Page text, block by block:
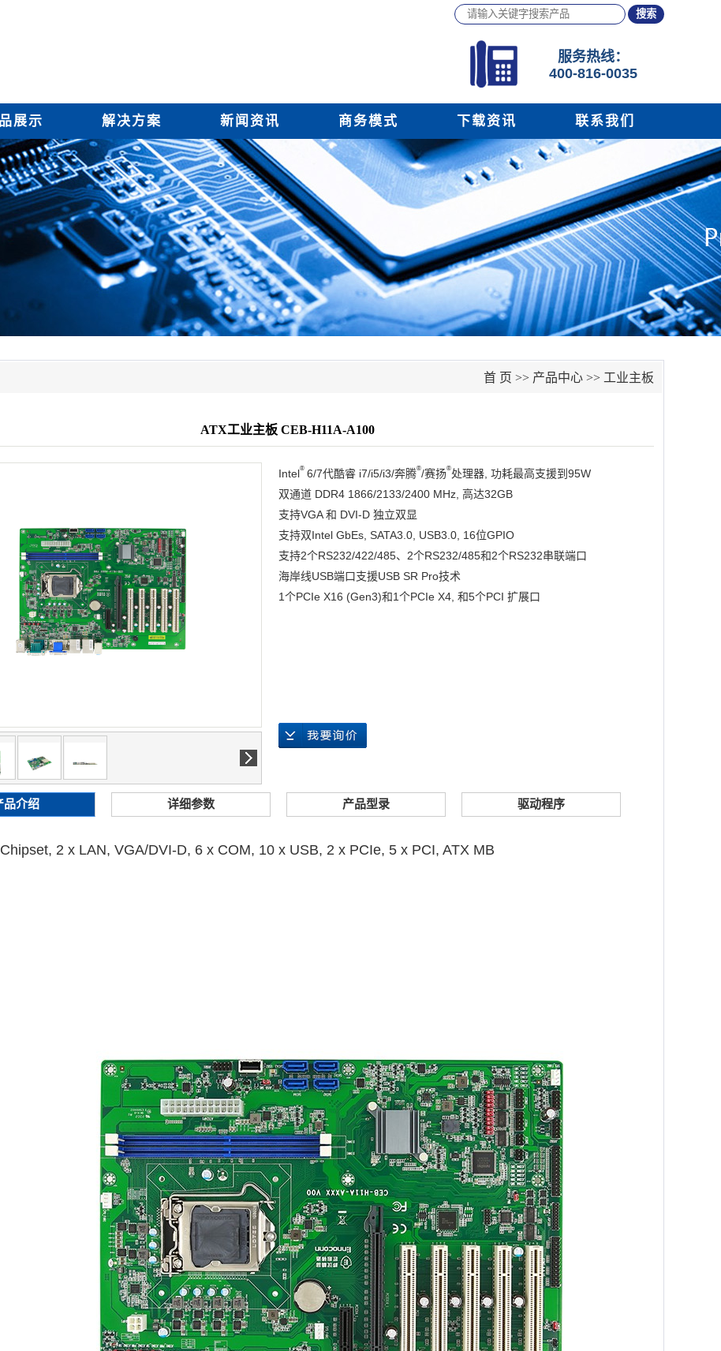
服务热线：
400-816-0035
展示 解决方案 新闻资讯 商务模式 下载资讯 联系我们
首 页 >> 产品中心 >> 工业主板
ATX工业主板 CEB-H11A-A100
Intel® 6/7代酷睿 i7/i5/i3/奔腾®/赛扬®处理器, 功耗最高支援到95W
双通道 DDR4 1866/2133/2400 MHz, 高达32GB
支持VGA 和 DVI-D 独立双显
支持双Intel GbEs, SATA3.0, USB3.0, 16位GPIO
支持2个RS232/422/485、2个RS232/485和2个RS232串联端口
海岸线USB端口支援USB SR Pro技术
1个PCIe X16 (Gen3)和1个PCIe X4, 和5个PCI 扩展口
品介绍 详细参数 产品型录 驱动程序
2 x LAN, VGA/DVI-D, 6 x COM, 10 x USB, 2 x PCIe, 5 x PCI, ATX MB